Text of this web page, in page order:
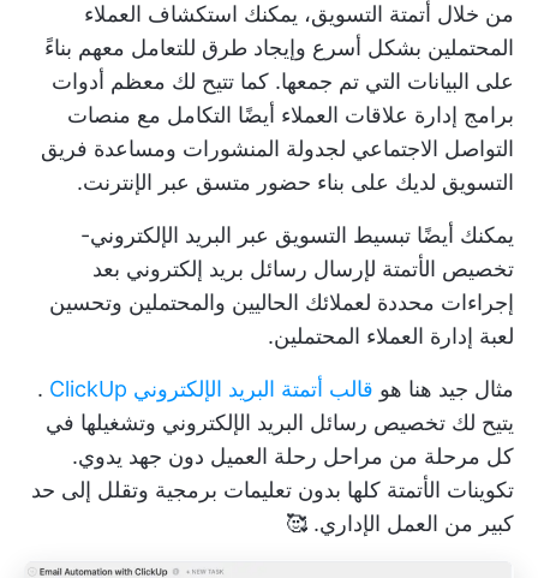
من خلال أتمتة التسويق، يمكنك استكشاف العملاء
المحتملين بشكل أسرع وإيجاد طرق للتعامل معهم بناءً
على البيانات التي تم جمعها. كما تتيح لك معظم أدوات
برامج إدارة علاقات العملاء أيضًا التكامل مع منصات
التواصل الاجتماعي لجدولة المنشورات ومساعدة فريق
التسويق لديك على بناء حضور متسق عبر الإنترنت.
يمكنك أيضًا تبسيط التسويق عبر البريد الإلكتروني-
تخصيص الأتمتة لإرسال رسائل بريد إلكتروني بعد
إجراءات محددة لعملائك الحاليين والمحتملين وتحسين
لعبة إدارة العملاء المحتملين.
مثال جيد هنا هو قالب أتمتة البريد الإلكتروني ClickUp
.
يتيح لك تخصيص رسائل البريد الإلكتروني وتشغيلها في
كل مرحلة من مراحل رحلة العميل دون جهد يدوي.
تكوينات الأتمتة كلها بدون تعليمات برمجية وتقلل إلى حد
كبير من العمل الإداري. 🥰